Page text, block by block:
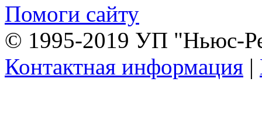
Помоги сайту
© 1995-2019 УП "Ньюс-
Контактная информация |